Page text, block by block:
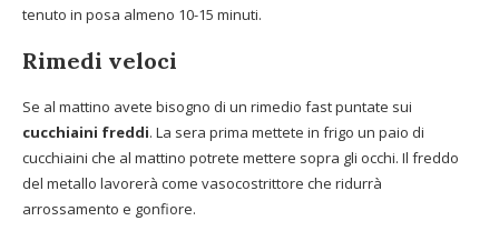
tenuto in posa almeno 10-15 minuti.
Rimedi veloci
Se al mattino avete bisogno di un rimedio fast puntate sui
cucchiaini freddi. La sera prima mettete in frigo un paio di
cucchiaini che al mattino potrete mettere sopra gli occhi. Il freddo
del metallo lavorerà come vasocostrittore che ridurrà
arrossamento e gonfiore.